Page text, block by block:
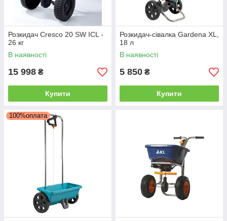
Розкидач Cresco 20 SW ICL -
26 кг
В наявності
15 998 ₴
Купити
Розкидач-сівалка Gardena XL,
18 л
В наявності
5 850 ₴
Купити
100%оплата